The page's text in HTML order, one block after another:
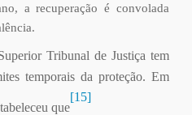
a recuperação é convolada
Tribunal de Justiça tem
temporais da proteção. Em
que
[15]